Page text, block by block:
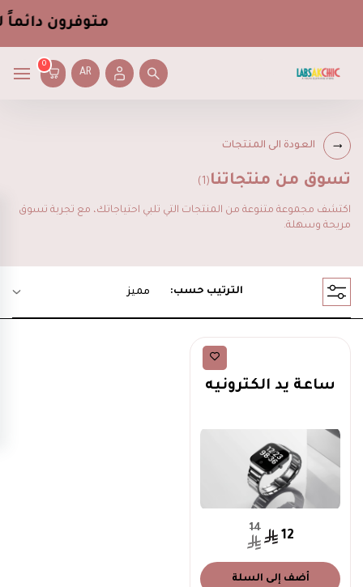
متوفرون دائماً
AR
0
العودة الى المنتجات
تسوق من منتجاتنا (1)
اكتشف مجموعة متنوعة من المنتجات التي تلبي احتياجاتك، مع تجربة تسوق
مريحة وسهلة.
الترتيب حسب: مميز
ساعة يد الكترونيه
12
14
أضف إلى السلة